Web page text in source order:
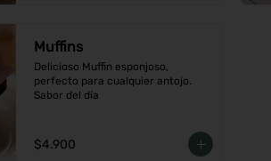
Muffins
Delicioso Muffin esponjoso,
perfecto para cualquier antojo.
Sabor del día
$4.900